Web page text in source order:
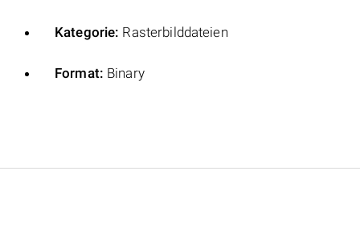
Kategorie: Rasterbilddateien
Format: Binary